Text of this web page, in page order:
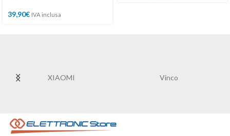
39,90€ IVA inclusa
XIAOMI Vinco